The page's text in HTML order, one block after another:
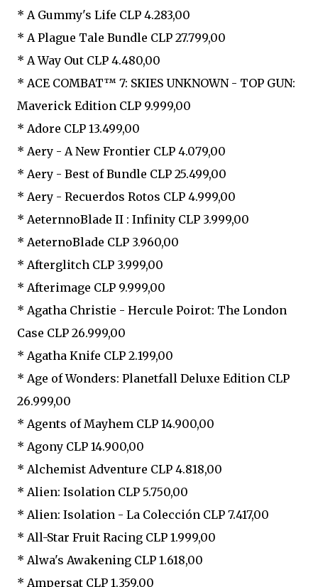
* A Gummy's Life CLP 4.283,00
* A Plague Tale Bundle CLP 27.799,00
* A Way Out CLP 4.480,00
* ACE COMBAT™ 7: SKIES UNKNOWN - TOP GUN:
Maverick Edition CLP 9.999,00
* Adore CLP 13.499,00
* Aery - A New Frontier CLP 4.079,00
* Aery - Best of Bundle CLP 25.499,00
* Aery - Recuerdos Rotos CLP 4.999,00
* AeternnoBlade II : Infinity CLP 3.999,00
* AeternoBlade CLP 3.960,00
* Afterglitch CLP 3.999,00
* Afterimage CLP 9.999,00
* Agatha Christie - Hercule Poirot: The London
Case CLP 26.999,00
* Agatha Knife CLP 2.199,00
* Age of Wonders: Planetfall Deluxe Edition CLP
26.999,00
* Agents of Mayhem CLP 14.900,00
* Agony CLP 14.900,00
* Alchemist Adventure CLP 4.818,00
* Alien: Isolation CLP 5.750,00
* Alien: Isolation - La Colección CLP 7.417,00
* All-Star Fruit Racing CLP 1.999,00
* Alwa's Awakening CLP 1.618,00
* Ampersat CLP 1.359,00